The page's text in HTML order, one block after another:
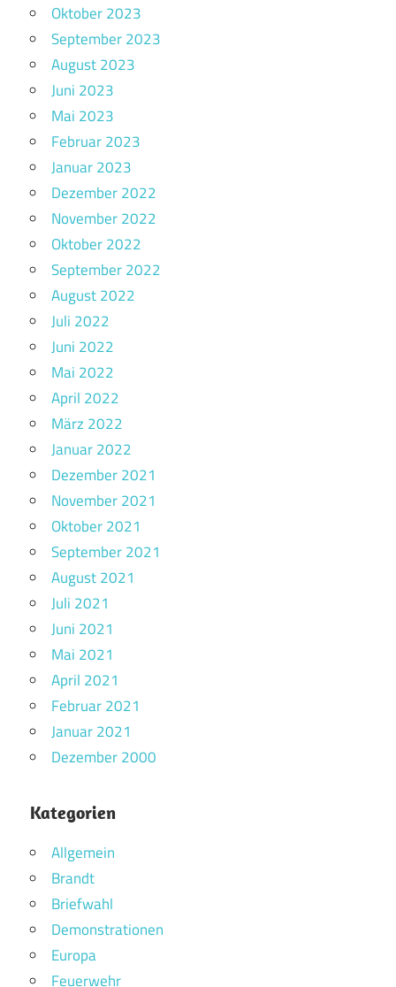
Oktober 2023
September 2023
August 2023
Juni 2023
Mai 2023
Februar 2023
Januar 2023
Dezember 2022
November 2022
Oktober 2022
September 2022
August 2022
Juli 2022
Juni 2022
Mai 2022
April 2022
März 2022
Januar 2022
Dezember 2021
November 2021
Oktober 2021
September 2021
August 2021
Juli 2021
Juni 2021
Mai 2021
April 2021
Februar 2021
Januar 2021
Dezember 2000
Kategorien
Allgemein
Brandt
Briefwahl
Demonstrationen
Europa
Feuerwehr